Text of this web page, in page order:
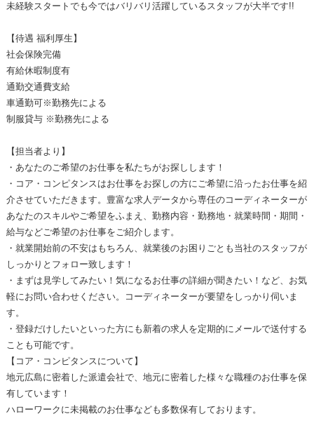
未経験スタートでも今ではバリバリ活躍しているスタッフが大半です!!
【待遇 福利厚生】
社会保険完備
有給休暇制度有
通勤交通費支給
車通勤可※勤務先による
制服貸与 ※勤務先による
【担当者より】
・あなたのご希望のお仕事を私たちがお探しします！
・コア・コンピタンスはお仕事をお探しの方にご希望に沿ったお仕事を紹
介させていただきます。豊富な求人データから専任のコーディネーターが
あなたのスキルやご希望をふまえ、勤務内容・勤務地・就業時間・期間・
給与などご希望のお仕事をご紹介します。
・就業開始前の不安はもちろん、就業後のお困りごとも当社のスタッフが
しっかりとフォロー致します！
・まずは見学してみたい！気になるお仕事の詳細が聞きたい！など、お気
軽にお問い合わせください。コーディネーターが要望をしっかり伺いま
す。
・登録だけしたいといった方にも新着の求人を定期的にメールで送付する
ことも可能です。
【コア・コンピタンスについて】
地元広島に密着した派遣会社で、地元に密着した様々な職種のお仕事を保
有しています！
ハローワークに未掲載のお仕事なども多数保有しております。